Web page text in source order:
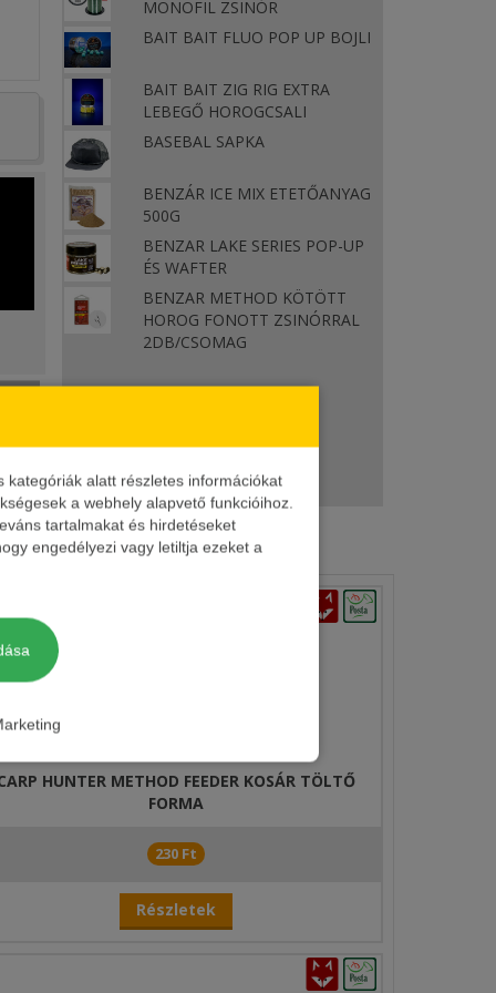
kategóriák alatt részletes információkat
a webhely alapvető funkcióihoz.
tartalmakat és hirdetéseket
engedélyezi vagy letiltja ezeket a
3 kosár + töltő
MONOFIL ZSINÓR
BAIT BAIT FLUO POP UP BOJLI
BAIT BAIT ZIG RIG EXTRA
LEBEGŐ HOROGCSALI
BASEBAL SAPKA
BENZÁR ICE MIX ETETŐANYAG
500G
BENZAR LAKE SERIES POP-UP
ÉS WAFTER
BENZAR METHOD KÖTÖTT
HOROG FONOTT ZSINÓRRAL
2DB/CSOMAG
HUNTER METHOD FEEDER KOSÁR TÖLTŐ
FORMA
230 Ft
Részletek